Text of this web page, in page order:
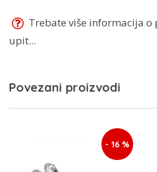
Trebate više informacija
upit...
Povezani proizvodi
- 16 %